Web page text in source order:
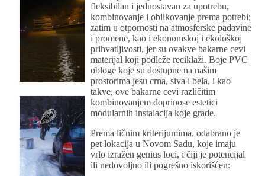
fleksibilan i jednostavan za upotrebu,
kombinovanje i oblikovanje prema potrebi;
zatim u otpornosti na atmosferske padavine
i promene, kao i ekonomskoj i ekološkoj
prihvatljivosti, jer su ovakve bakarne cevi
materijal koji podleže reciklaži. Boje PVC
obloge koje su dostupne na našim
prostorima jesu crna, siva i bela, i kao
takve, ove bakarne cevi različitim
kombinovanjem doprinose estetici
modularnih instalacija koje grade.
Prema ličnim kriterijumima, odabrano je
pet lokacija u Novom Sadu, koje imaju
vrlo izražen genius loci, i čiji je potencijal
ili nedovoljno ili pogrešno iskorišćen: